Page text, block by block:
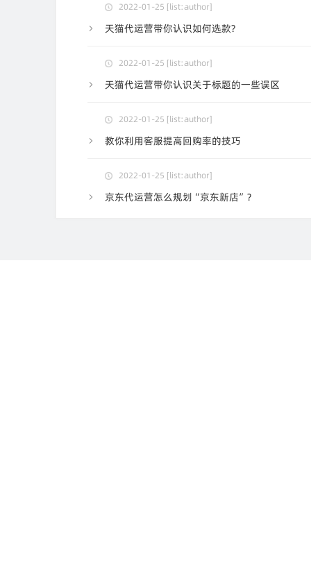
2022-01-25 [list:author]
天猫代运营带你认识如何选款?
2022-01-25 [list:author]
天猫代运营带你认识关于标题的一些误区
2022-01-25 [list:author]
教你利用客服提高回购率的技巧
2022-01-25 [list:author]
京东代运营怎么规划“京东新店”？